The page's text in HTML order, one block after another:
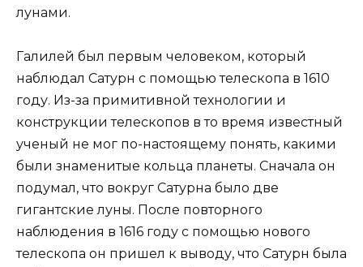
лунами.
Галилей был первым человеком, который
наблюдал Сатурн с помощью телескопа в 1610
году. Из-за примитивной технологии и
конструкции телескопов в то время известный
ученый не мог по-настоящему понять, какими
были знаменитые кольца планеты. Сначала он
подумал, что вокруг Сатурна было две
гигантские луны. После повторного
наблюдения в 1616 году с помощью нового
телескопа он пришел к выводу, что Сатурн была